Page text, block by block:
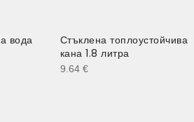
вода
Стъклена топлоустойчива
кана 1.8 литра
9.64 €